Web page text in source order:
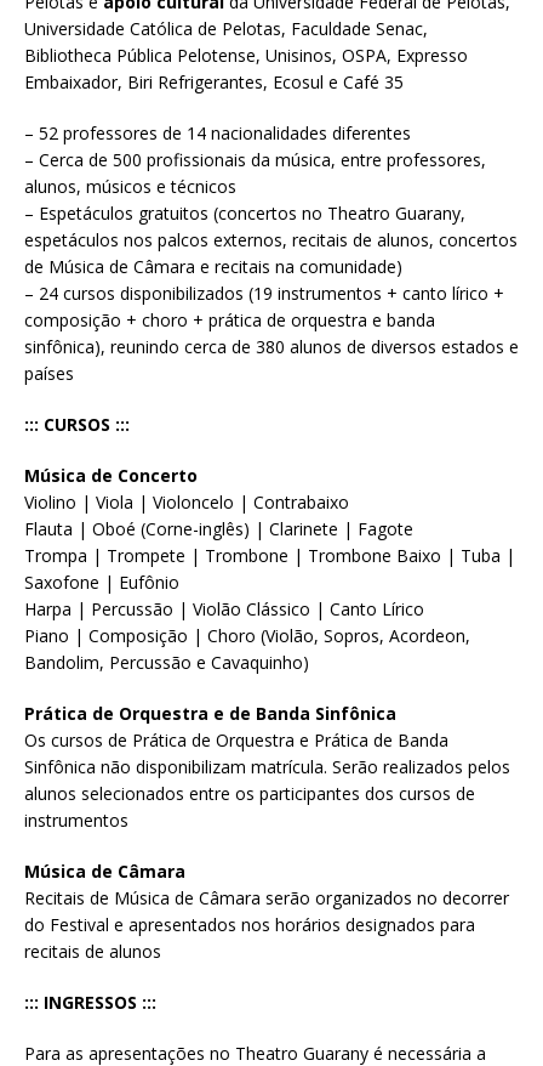
Universidade Católica de Pelotas, Faculdade Senac,
Bibliotheca Pública Pelotense, Unisinos, OSPA, Expresso
Embaixador, Biri Refrigerantes, Ecosul e Café 35
– 52 professores de 14 nacionalidades diferentes
– Cerca de 500 profissionais da música, entre professores,
alunos, músicos e técnicos
– Espetáculos gratuitos (concertos no Theatro Guarany,
espetáculos nos palcos externos, recitais de alunos, concertos
de Música de Câmara e recitais na comunidade)
– 24 cursos disponibilizados (19 instrumentos + canto lírico +
composição + choro + prática de orquestra e banda
sinfônica), reunindo cerca de 380 alunos de diversos estados e
países
::: CURSOS :::
Música de Concerto
Violino | Viola | Violoncelo | Contrabaixo
Flauta | Oboé (Corne-inglês) | Clarinete | Fagote
Trompa | Trompete | Trombone | Trombone Baixo | Tuba |
Saxofone | Eufônio
Harpa | Percussão | Violão Clássico | Canto Lírico
Piano | Composição | Choro (Violão, Sopros, Acordeon,
Bandolim, Percussão e Cavaquinho)
Prática de Orquestra e de Banda Sinfônica
Os cursos de Prática de Orquestra e Prática de Banda
Sinfônica não disponibilizam matrícula. Serão realizados pelos
alunos selecionados entre os participantes dos cursos de
instrumentos
Música de Câmara
Recitais de Música de Câmara serão organizados no decorrer
do Festival e apresentados nos horários designados para
recitais de alunos
::: INGRESSOS :::
Para as apresentações no Theatro Guarany é necessária a